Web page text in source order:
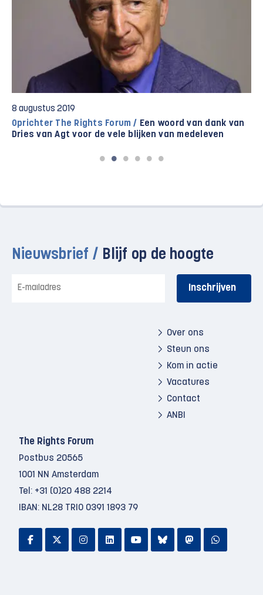
8 augustus 2019
Oprichter The Rights Forum / Een woord van dank van
Dries van Agt voor de vele blijken van medeleven
Nieuwsbrief / Blijf op de hoogte
mailadres
Over ons
Steun ons
Kom in actie
Vacatures
Contact
ANBI
The Rights Forum
Postbus 20565
1001 NN Amsterdam
Tel: +31 (0)20 488 2214
IBAN: NL28 TRIO 0391 1893 79